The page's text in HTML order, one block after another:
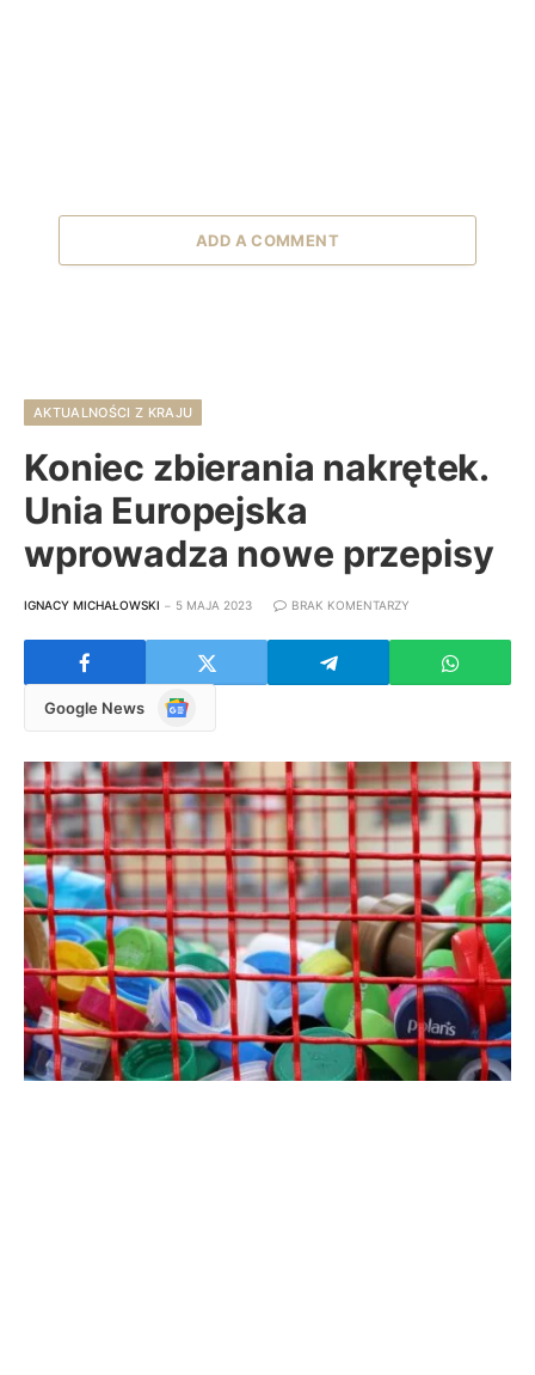
ADD A COMMENT
AKTUALNOŚCI Z KRAJU
Koniec zbierania nakrętek.
Unia Europejska
wprowadza nowe przepisy
IGNACY MICHAŁOWSKI 5 MAJA 2023 BRAK KOMENTARZY
Google News
Google